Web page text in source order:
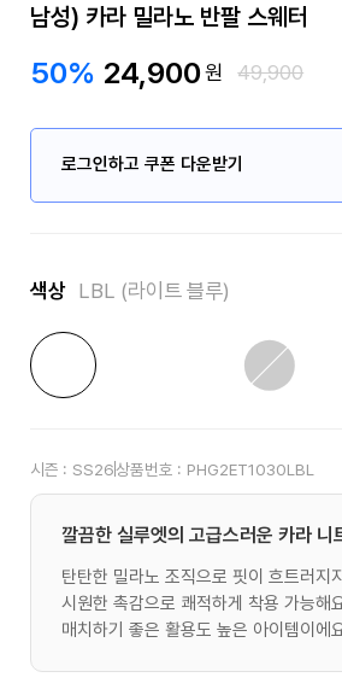
남성) 카라 밀라노 반팔 스웨터
50% 24,900원 49,900
로그인하고 쿠폰 다운받기
색상 LBL (라이트 블루)
시즌 : SS26상품번호 : PHG2ET1030LBL
깔끔한 실루엣의 고급스러운 카라 니
탄탄한 밀라노 조직으로 핏이 흐트러지
시원한 촉감으로 쾌적하게 착용 가능해
매치하기 좋은 활용도 높은 아이템이에